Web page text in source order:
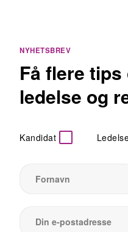
NYHETSBREV
Få flere
ledelse og
Kandidat